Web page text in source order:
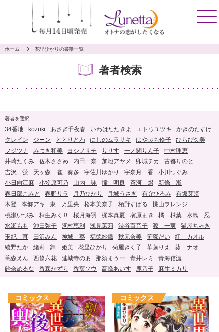
ホーム 花里ひかりの書籍一覧
著者検索
著者を選択
34番地 kozuki あさぎ千夜春 いわはたたきよ エトウユツキ
かきのたすけ
クレイン
ジーン ととりとわ にしのムラサキ はやぶち伶子
ひらび久美
フジツナ
みつき和美 ヨシノサチ りりす 一ノ関りん子
中村理恵
井崎たくみ
佐木ささめ 内田一奈 加地アヤメ 卯城チカ
古都りのと
吉沢 蛍
天ヶ森 雀 奏多 宇佐川ゆかり 宇奈月 香
小川つぐみ
小日向江麻
小笠原可乃 山内 詠 憧 明良 斉河 燈
新條 漸
春日部こみと
春野リラ 月乃ひかり 月城うさぎ 有允ひろみ
有坂芽流
木登
本郷アキ 東 万里央 松本美奈子 栢野すばる
桃山ヲレンジ
桃瀬いづみ
桐生みくり 桜月海羽 梶本真夏 槇原まき 橘 柚葉
水島 忍
水瀬もも
沖田弥子 河村恵利 浅見茉莉 渋谷百音子 源 一実
猫屋ちゃき
玉紀 直
田沢みん 神城 葵 福徳紗織 秋元奈美 笹塚だい
紅 カオル
綾野たか
緒莉 舞 姫美 花里ひかり 菊屋きく子 華藤りえ
葵 ナオ
蔦森えん
西條六花 連城寺のあ 那須まうー 青井レミ
青海信濃
飴奈めるな
香森かずら 香葉ソウ 高峰あいす 鹿乃子 麻生ミカリ